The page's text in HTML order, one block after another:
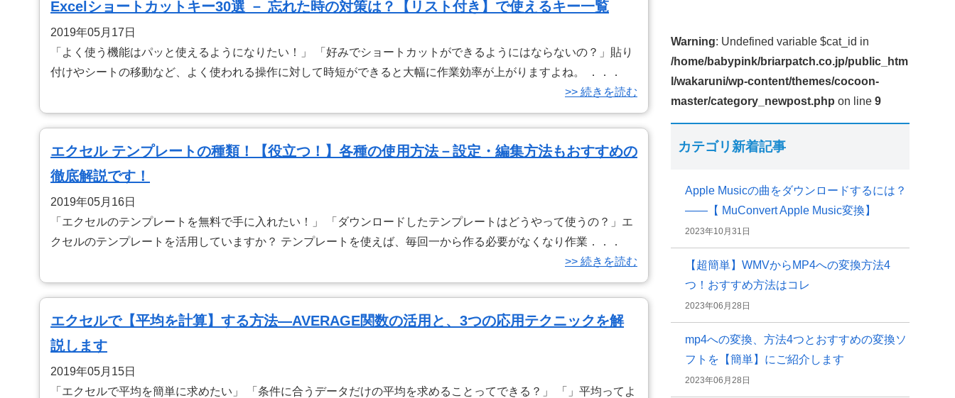
Excelショートカットキー30選 － 忘れた時の対策は？【リスト付き】で使えるキー一覧
2019年05月17日
「よく使う機能はパッと使えるようになりたい！」 「好みでショートカットができるようにはならないの？」貼り
付けやシートの移動など、よく使われる操作に対して時短ができると大幅に作業効率が上がりますよね。 ．．．
>> 続きを読む
エクセル テンプレートの種類！【役立つ！】各種の使用方法－設定・編集方法もおすすめの
徹底解説です！
2019年05月16日
「エクセルのテンプレートを無料で手に入れたい！」 「ダウンロードしたテンプレートはどうやって使うの？」エ
クセルのテンプレートを活用していますか？ テンプレートを使えば、毎回一から作る必要がなくなり作業．．．
>> 続きを読む
エクセルで【平均を計算】する方法—AVERAGE関数の活用と、3つの応用テクニックを解
説します
2019年05月15日
「エクセルで平均を簡単に求めたい」 「条件に合うデータだけの平均を求めることってできる？」 「」平均ってよ
Warning: Undefined variable $cat_id in
/home/babypink/briarpatch.co.jp/public_htm
l/wakaruni/wp-content/themes/cocoon-
master/category_newpost.php on line 9
カテゴリ新着記事
Apple Musicの曲をダウンロードするには？
——【 MuConvert Apple Music変換】
2023年10月31日
【超簡単】WMVからMP4への変換方法4
つ！おすすめ方法はコレ
2023年06月28日
mp4への変換、方法4つとおすすめの変換ソ
フトを【簡単】にご紹介します
2023年06月28日